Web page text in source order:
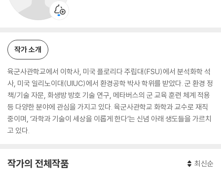
작가 소개
육군사관학교에서 이학사, 미국 플로리다 주립대(FSU)에서 분석화학 석
사, 미국 일리노이대(UIUC)에서 환경공학 박사 학위를 받았다. 군 환경 정
책/기술 자문, 화생방 방호 기술 연구, 메타버스의 군 교육 훈련 체계 적용
등 다양한 분야에 관심을 가지고 있다. 육군사관학교 화학과 교수로 재직
중이며, ‘과학과 기술이 세상을 이롭게 한다’는 신념 아래 생도들을 가르치
고 있다.
작가의 전체작품 최신순